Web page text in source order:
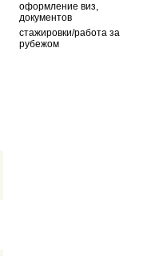
оформление виз,
документов
стажировки/работа за
рубежом